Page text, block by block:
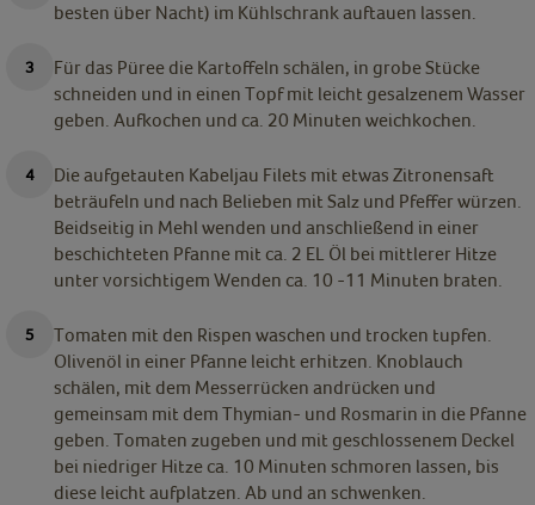
besten über Nacht) im Kühlschrank auftauen lassen.
Für das Püree die Kartoffeln schälen, in grobe Stücke
schneiden und in einen Topf mit leicht gesalzenem Wasser
geben. Aufkochen und ca. 20 Minuten weichkochen.
Die aufgetauten Kabeljau Filets mit etwas Zitronensaft
beträufeln und nach Belieben mit Salz und Pfeffer würzen.
Beidseitig in Mehl wenden und anschließend in einer
beschichteten Pfanne mit ca. 2 EL Öl bei mittlerer Hitze
unter vorsichtigem Wenden ca. 10 -11 Minuten braten.
Tomaten mit den Rispen waschen und trocken tupfen.
Olivenöl in einer Pfanne leicht erhitzen. Knoblauch
schälen, mit dem Messerrücken andrücken und
gemeinsam mit dem Thymian- und Rosmarin in die Pfanne
geben. Tomaten zugeben und mit geschlossenem Deckel
bei niedriger Hitze ca. 10 Minuten schmoren lassen, bis
diese leicht aufplatzen. Ab und an schwenken.